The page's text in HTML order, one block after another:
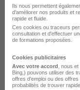
Phénix Emploi
Gray - 70 Intérim
Ils nous permettent
d'améliorer nos produits et
rapide et fluide.
Ces cookies ou traceurs
consultation et d'effectuer
de formations proposées.
Cookies publicitaires
Avec votre accord , nous
Bing,) pouvons utiliser des
offres d’emploi ou des
probabilités de trouver